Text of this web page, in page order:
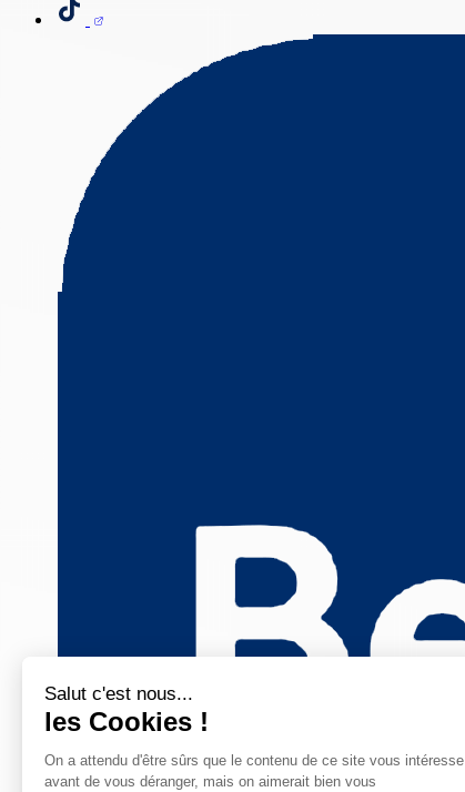
Salut c'est nous...
les Cookies !
On a attendu d'être sûrs que le contenu de ce site vous intéresse
avant de vous déranger, mais on aimerait bien vous